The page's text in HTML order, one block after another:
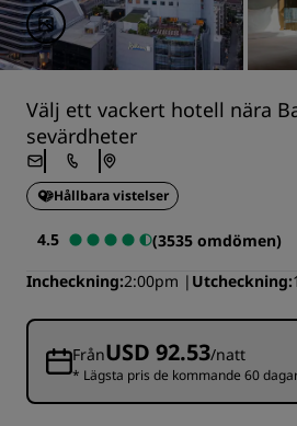
Välj ett vackert hotell nära
sevärdheter
Hållbara vistelser
4.5
(3535 omdömen)
Incheckning 2:00pm Utcheckning
FrånUSD 92.53/natt
* Lägsta pris de kommande 60